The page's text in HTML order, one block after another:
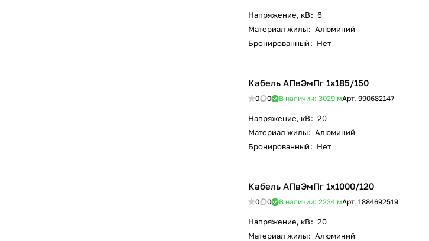
Напряжение, кВ: 6
Материал жилы: Алюминий
Бронированный: Нет
Кабель АПвЭмПг 1х185/150
0 0 В наличии: 3029 мАрт. 990682147
Напряжение, кВ: 20
Материал жилы: Алюминий
Бронированный: Нет
Кабель АПвЭмПг 1х1000/120
0 0 В наличии: 2234 мАрт. 1884692519
Напряжение, кВ: 20
Материал жилы: Алюминий